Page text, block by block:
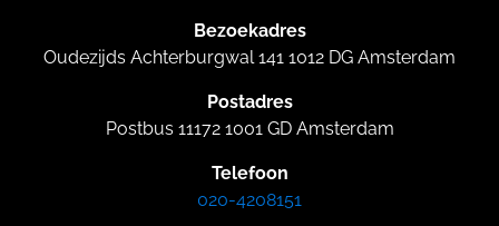
Bezoekadres
Oudezijds Achterburgwal 141 1012 DG Amsterdam
Postadres
Postbus 11172 1001 GD Amsterdam
Telefoon
020-4208151